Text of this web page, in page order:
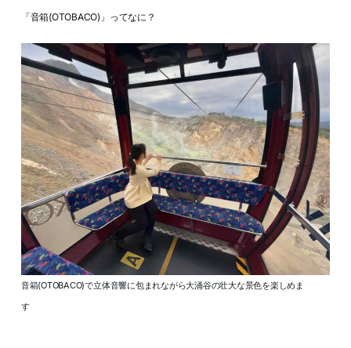
「音箱(OTOBACO)」ってなに？
音箱(OTOBACO)で立体音響に包まれながら大涌谷の壮大な景色を楽しめま
す